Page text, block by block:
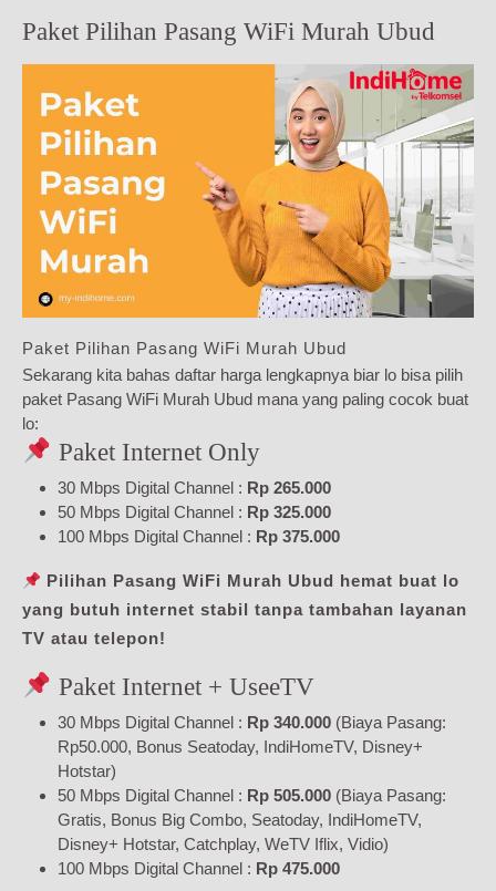
Paket Pilihan Pasang WiFi Murah Ubud
Paket Pilihan Pasang WiFi Murah Ubud
Sekarang kita bahas daftar harga lengkapnya biar lo bisa pilih
paket Pasang WiFi Murah Ubud mana yang paling cocok buat
lo:
Paket Internet Only
30 Mbps Digital Channel : Rp 265.000
50 Mbps Digital Channel : Rp 325.000
100 Mbps Digital Channel : Rp 375.000
Pilihan Pasang WiFi Murah Ubud hemat buat lo
yang butuh internet stabil tanpa tambahan layanan
TV atau telepon!
Paket Internet + UseeTV
30 Mbps Digital Channel : Rp 340.000 (Biaya Pasang:
Rp50.000, Bonus Seatoday, IndiHomeTV, Disney+
Hotstar)
50 Mbps Digital Channel : Rp 505.000 (Biaya Pasang:
Gratis, Bonus Big Combo, Seatoday, IndiHomeTV,
Disney+ Hotstar, Catchplay, WeTV Iflix, Vidio)
100 Mbps Digital Channel : Rp 475.000